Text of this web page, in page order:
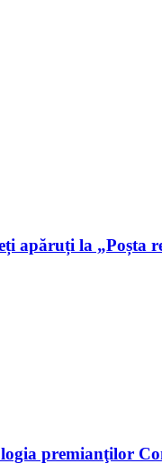
apăruți la „Poșta
premianţilor